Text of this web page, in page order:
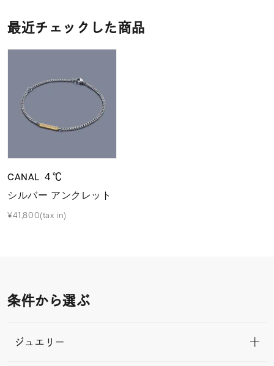
最近チェックした商品
CANAL ４℃
シルバー アンクレット
¥41,800(tax in)
条件から選ぶ
ジュエリー